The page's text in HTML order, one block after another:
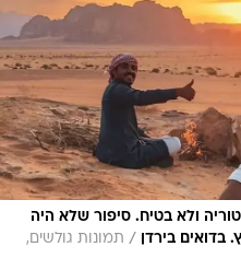
ולא בטיח. סיפור שלא היה
בדואים בירדן
/ תמונות גולשים,